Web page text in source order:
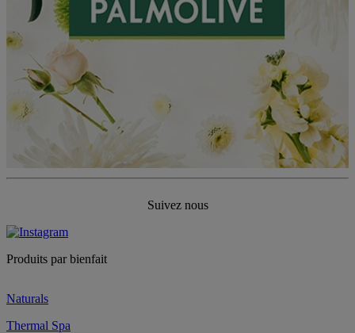
Suivez nous
Produits par bienfait
Naturals
Thermal Spa